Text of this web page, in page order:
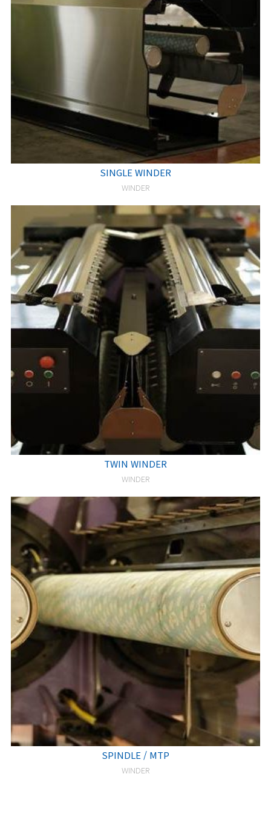
SINGLE WINDER
WINDER
TWIN WINDER
WINDER
SPINDLE / MTP
WINDER